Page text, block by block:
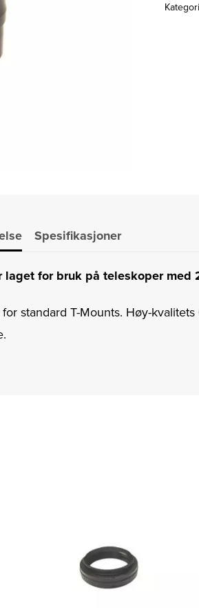
Spesifikasjoner
laget for bruk på teleskoper med
standard T-Mounts. Høy-